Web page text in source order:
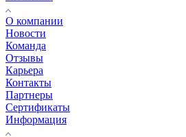
О компании
Новости
Команда
Отзывы
Карьера
Контакты
Партнеры
Сертификаты
Информация